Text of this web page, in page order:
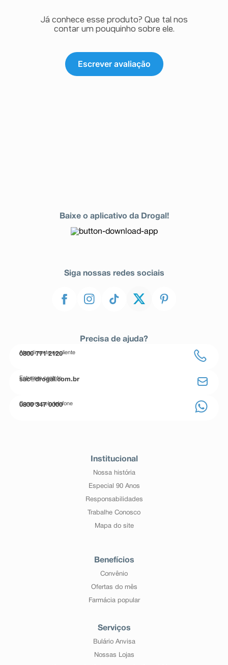
Já conhece esse produto? Que tal nos
contar um pouquinho sobre ele.
Escrever avaliação
Baixe o aplicativo da Drogal!
Siga nossas redes sociais
Precisa de ajuda?
Atendimento ao cliente
0800 771 2120
Entre em contato
sac@drogal.com.br
Compre pelo telefone
0800 347 0000
Institucional
Nossa história
Especial 90 Anos
Responsabilidades
Trabalhe Conosco
Mapa do site
Benefícios
Convênio
Ofertas do mês
Farmácia popular
Serviços
Bulário Anvisa
Nossas Lojas